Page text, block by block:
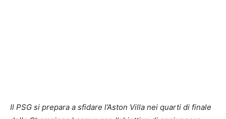
Il PSG si prepara a sfidare l’Aston Villa nei quarti di finale